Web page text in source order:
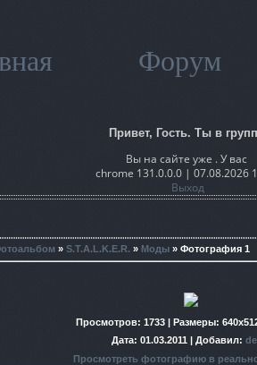
Форум
Привет, Гость. Ты в
Вы на сайте уже . У вас
chrome 131.0.0.0 | 07.08.2026
Выход
» S.T.A.L.K.E.R. » Моды » Фотография 1
Просмотров: 1733 | Размеры:
Дата: 01.03.2011 | Добавил:
Просмотреть фотографию в